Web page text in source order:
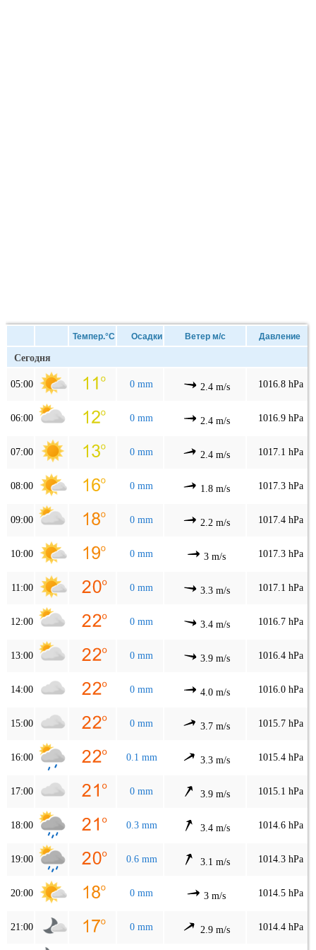
Темпер.°C Осадки Ветер м/с Давление
Сегодня
05:00 0 mm 2.4 m/s 1016.8 hPa
06:00 0 mm 2.4 m/s 1016.9 hPa
07:00 0 mm 2.4 m/s 1017.1 hPa
08:00 0 mm 1.8 m/s 1017.3 hPa
09:00 0 mm 2.2 m/s 1017.4 hPa
10:00 0 mm 3 m/s 1017.3 hPa
11:00 0 mm 3.3 m/s 1017.1 hPa
12:00 0 mm 3.4 m/s 1016.7 hPa
13:00 0 mm 3.9 m/s 1016.4 hPa
14:00 0 mm 4.0 m/s 1016.0 hPa
15:00 0 mm 3.7 m/s 1015.7 hPa
16:00 0.1 mm 3.3 m/s 1015.4 hPa
17:00 0 mm 3.9 m/s 1015.1 hPa
18:00 0.3 mm 3.4 m/s 1014.6 hPa
19:00 0.6 mm 3.1 m/s 1014.3 hPa
20:00 0 mm 3 m/s 1014.5 hPa
21:00 0 mm 2.9 m/s 1014.4 hPa